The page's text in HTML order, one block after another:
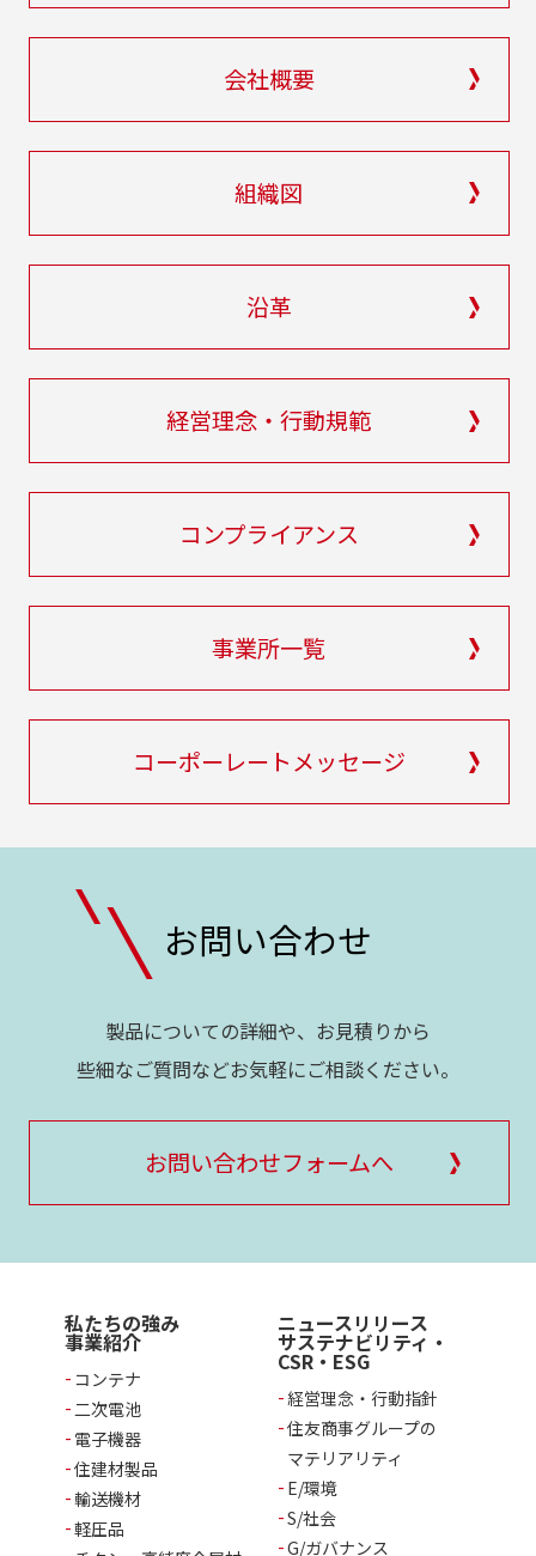
会社概要
組織図
沿革
経営理念・行動規範
コンプライアンス
事業所一覧
コーポーレートメッセージ
お問い合わせ
製品についての詳細や、お見積りから
些細なご質問などお気軽にご相談ください。
お問い合わせフォームへ
私たちの強み
事業紹介
コンテナ
二次電池
電子機器
住建材製品
輸送機材
軽圧品
ニュースリリース
サステナビリティ・
CSR・ESG
経営理念・行動指針
住友商事グループの
マテリアリティ
E/環境
S/社会
G/ガバナンス